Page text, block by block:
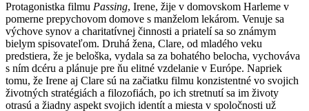
Protagonistka filmu Passing, Irene, žije v domovskom Harleme v
pomerne prepychovom domove s manželom lekárom. Venuje sa
výchove synov a charitatívnej činnosti a priatelí sa so známym
bielym spisovateľom. Druhá žena, Clare, od mladého veku
predstiera, že je beloška, vydala sa za bohatého belocha, vychováva
s ním dcéru a plánuje pre ňu elitné vzdelanie v Európe. Napriek
tomu, že Irene aj Clare sú na začiatku filmu konzistentné vo svojich
životných stratégiách a filozofiách, po ich stretnutí sa im životy
otrasú a žiadny aspekt svojich identít a miesta v spoločnosti už